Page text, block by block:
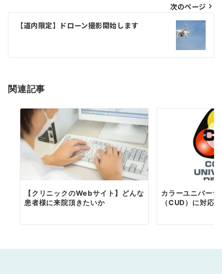
ビ
シ
ン
次のページ
【道内限定】ドローン撮影開始します
関連記事
【クリニックのWebサイト】どんな
患者様に来院頂きたいか
カラーユニバー
（CUD）に対応